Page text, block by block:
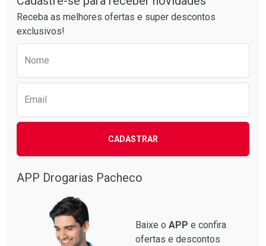
Comprar sem Desconto
Comprar sem Desconto
Comprar sem Desconto
Comprar sem Desconto
Receba as melhores ofertas e super descontos
exclusivos!
Nome
Email
CADASTRAR
APP Drogarias Pacheco
Baixe o APP e confira
ofertas e descontos